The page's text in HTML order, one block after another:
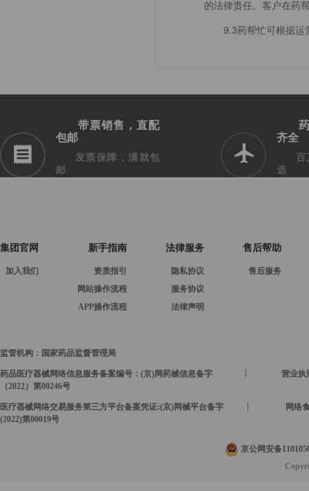
的法律责任。客户在药
9.3药帮忙可根据运
带票销售，直配
包邮
发票保障，满就包
邮
齐全
百
选
集团官网
加入我们
新手指南
资质指引
网站操作流程
APP操作流程
法律服务
隐私协议
服务协议
法律声明
售后帮助
售后服务
监管机构： 国家药品监督管理局
药品医疗器械网络信息服务备案编号：(京)网药械信息备字
（2022）第00246号
| 营业执
医疗器械网络交易服务第三方平台备案凭证:(京)网械平台备字
(2022)第00019号
| 网络
京公网安备